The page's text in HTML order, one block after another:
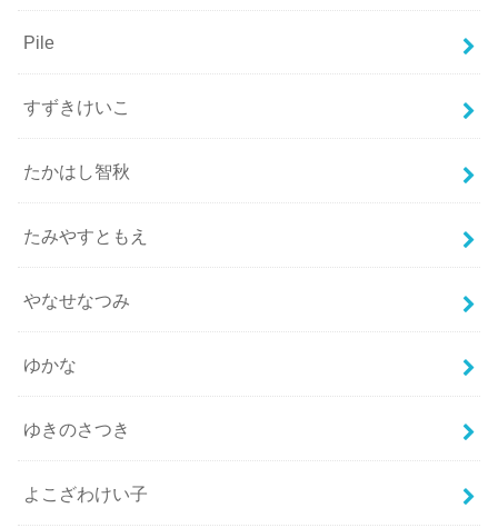
Pile
すずきけいこ
たかはし智秋
たみやすともえ
やなせなつみ
ゆかな
ゆきのさつき
よこざわけい子